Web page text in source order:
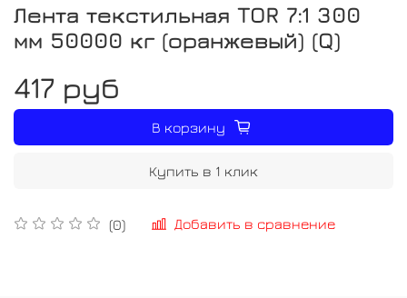
Лента текстильная TOR 7:1 300
мм 50000 кг (оранжевый) (Q)
(0) Добавить в сравнение
417 руб
В корзину
Купить в 1 клик